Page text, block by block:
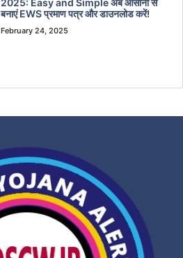
2025: Easy and Simple अब आसानी से
बनाएं EWS प्रमाण पत्र और डाउनलोड करें!
February 24, 2025